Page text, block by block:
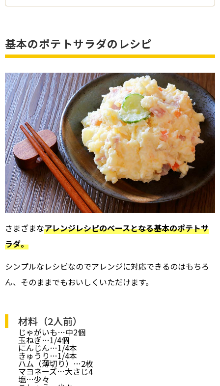
基本のポテトサラダのレシピ
さまざまなアレンジレシピのベースとなる基本のポテトサ
ラダ。
シンプルなレシピなのでアレンジに対応できるのはもちろ
ん、そのままでもおいしくいただけます。
材料（2人前）
じゃがいも…中2個
玉ねぎ…1/4個
にんじん…1/4本
きゅうり…1/4本
ハム（薄切り）…2枚
マヨネーズ…大さじ4
塩…少々